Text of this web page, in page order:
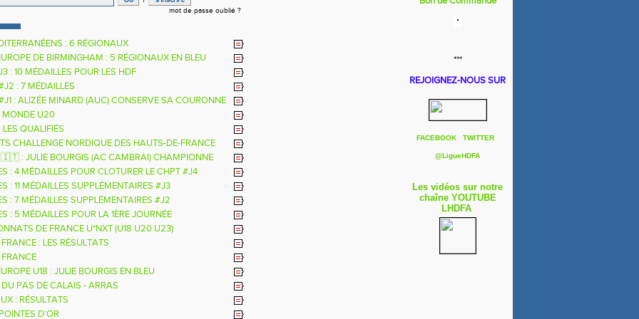
mot de passe oublié ?
: 6 RÉGIONAUX
DE BIRMINGHAM : 5 RÉGIONAUX EN BLEU
: 10 MÉDAILLES POUR LES HDF
: 7 MÉDAILLES
: ALIZÉE MINARD (AUC) CONSERVE SA COURONNE
MONDE U20
LES QUALIFIÉS
CHALLENGE NORDIQUE DES HAUTS-DE-FRANCE
: JULIE BOURGIS (AC CAMBRAI) CHAMPIONNE
U18 DE LA PERCHE
: 4 MÉDAILLES POUR CLOTURER LE CHPT #J4
: 11 MÉDAILLES SUPPLÉMENTAIRES #J3
: 7 MÉDAILLES SUPPLÉMENTAIRES #J2
: 5 MÉDAILLES POUR LA 1ÈRE JOURNÉE
DE FRANCE U*NXT (U18 U20 U23)
: LES RÉSULTATS
U18 : JULIE BOURGIS EN BLEU
DU PAS DE CALAIS - ARRAS
: RÉSULTATS
D'OR
***
REJOIGNEZ-NOUS SUR
FACEBOOK TWITTER
@LigueHDFA
Les vidéos sur notre
chaîne YOUTUBE
LHDFA